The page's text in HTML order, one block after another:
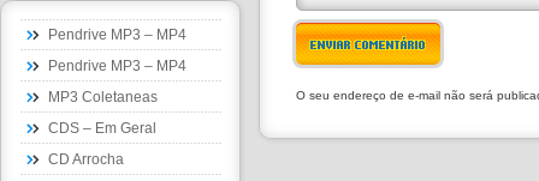
Pendrive MP3 – MP4
Pendrive MP3 – MP4
MP3 Coletaneas
CDS – Em Geral
CD Arrocha
ENVIAR COMENTÁRIO
O seu endereço de e-mail não será